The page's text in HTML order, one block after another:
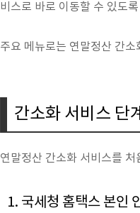
비스로 바로 이동할 수 있도
주요 메뉴로는 연말정산 간
간소화 서비스 단
연말정산 간소화 서비스를
1. 국세청 홈택스 본인